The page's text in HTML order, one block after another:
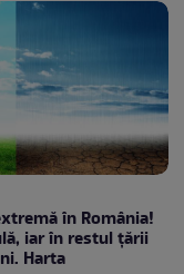
în România!
iar în restul țării
Harta